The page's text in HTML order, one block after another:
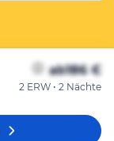
ab186 €
2 ERW • 2 Nächte